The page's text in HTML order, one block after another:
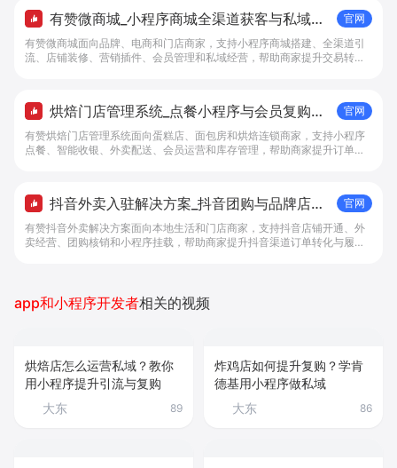
有赞微商城_小程序商城全渠道获客与私域复
购工具 - 做生意, 找有赞
官网
有赞微商城面向品牌、电商和门店商家，支持小程序商城搭建、全渠道引
流、店铺装修、营销插件、会员管理和私域经营，帮助商家提升交易转化
烘焙门店管理系统_点餐小程序与会员复购工
具 - 做生意, 找有赞
官网
有赞烘焙门店管理系统面向蛋糕店、面包房和烘焙连锁商家，支持小程序
点餐、智能收银、外卖配送、会员运营和库存管理，帮助商家提升订单转
抖音外卖入驻解决方案_抖音团购与品牌店铺
经营工具 - 做抖音生意，找有赞
官网
有赞抖音外卖解决方案面向本地生活和门店商家，支持抖音店铺开通、外
卖经营、团购核销和小程序挂载，帮助商家提升抖音渠道订单转化与履约
app和小程序开发者相关的视频
烘焙店怎么运营私域？教你
用小程序提升引流与复购
大东
89
炸鸡店如何提升复购？学肯
德基用小程序做私域
大东
86